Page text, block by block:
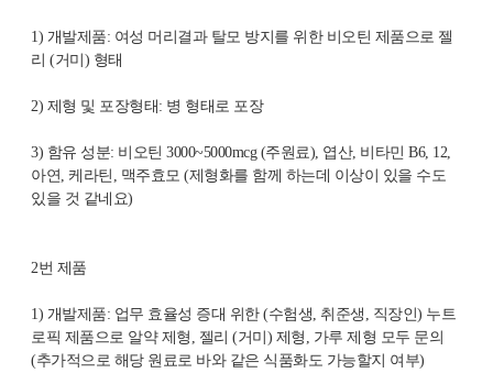
1) 개발제품: 여성 머리결과 탈모 방지를 위한 비오틴 제품으로 젤
리 (거미 ) 형태
2) 제형 및 포장형태 : 병 형태로 포장
3) 함유 성분: 비오틴 3000~5000mcg (주원료), 엽산, 비타민 B6, 12,
아연 케라틴 맥주효모 (제형화를 함께 하는데 이상이 있을 수도
있을 것 같네요)
2번 제품
1) 개발제품: 업무 효율성 증대 위한 (수험생 취준생 직장인 ) 누트
로픽 제품으로 알약 제형
젤리 (거미 ) 제형
가루 제형 모두 문의
(추가적으로 해당 원료로 바와 같은 식품화도 가능할지 여부)